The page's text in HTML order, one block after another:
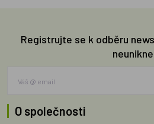
Registrujte se k odběru
neunikne
O společnosti